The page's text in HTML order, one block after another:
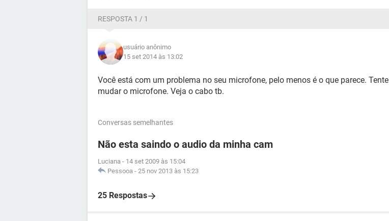
RESPOSTA 1 / 1
usuário anônimo
15 set 2014 às 13:02
Você está com um problema no seu microfone, pelo menos é o que parece. Tente
mudar o microfone. Veja o cabo tb.
Conversas semelhantes
Não esta saindo o audio da minha cam
Luciana - 14 set 2009 às 15:04
Pessooa - 25 nov 2013 às 15:23
25 Respostas